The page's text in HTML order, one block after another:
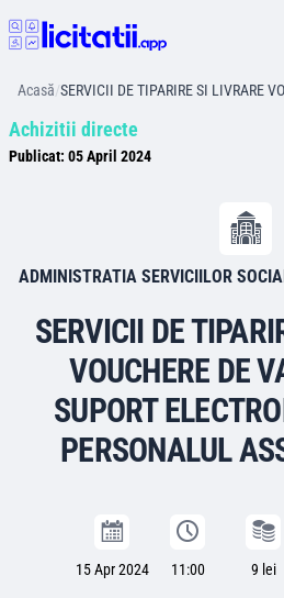
Acasă/SERVICII DE TIPARIRE SI LIVRARE
Achizitii directe
Publicat: 05 April 2024
ADMINISTRATIA SERVICIILOR
SERVICII DE
VOUCHERE DE
SUPORT
PERSONALUL
15 Apr 2024 11:00 9 lei